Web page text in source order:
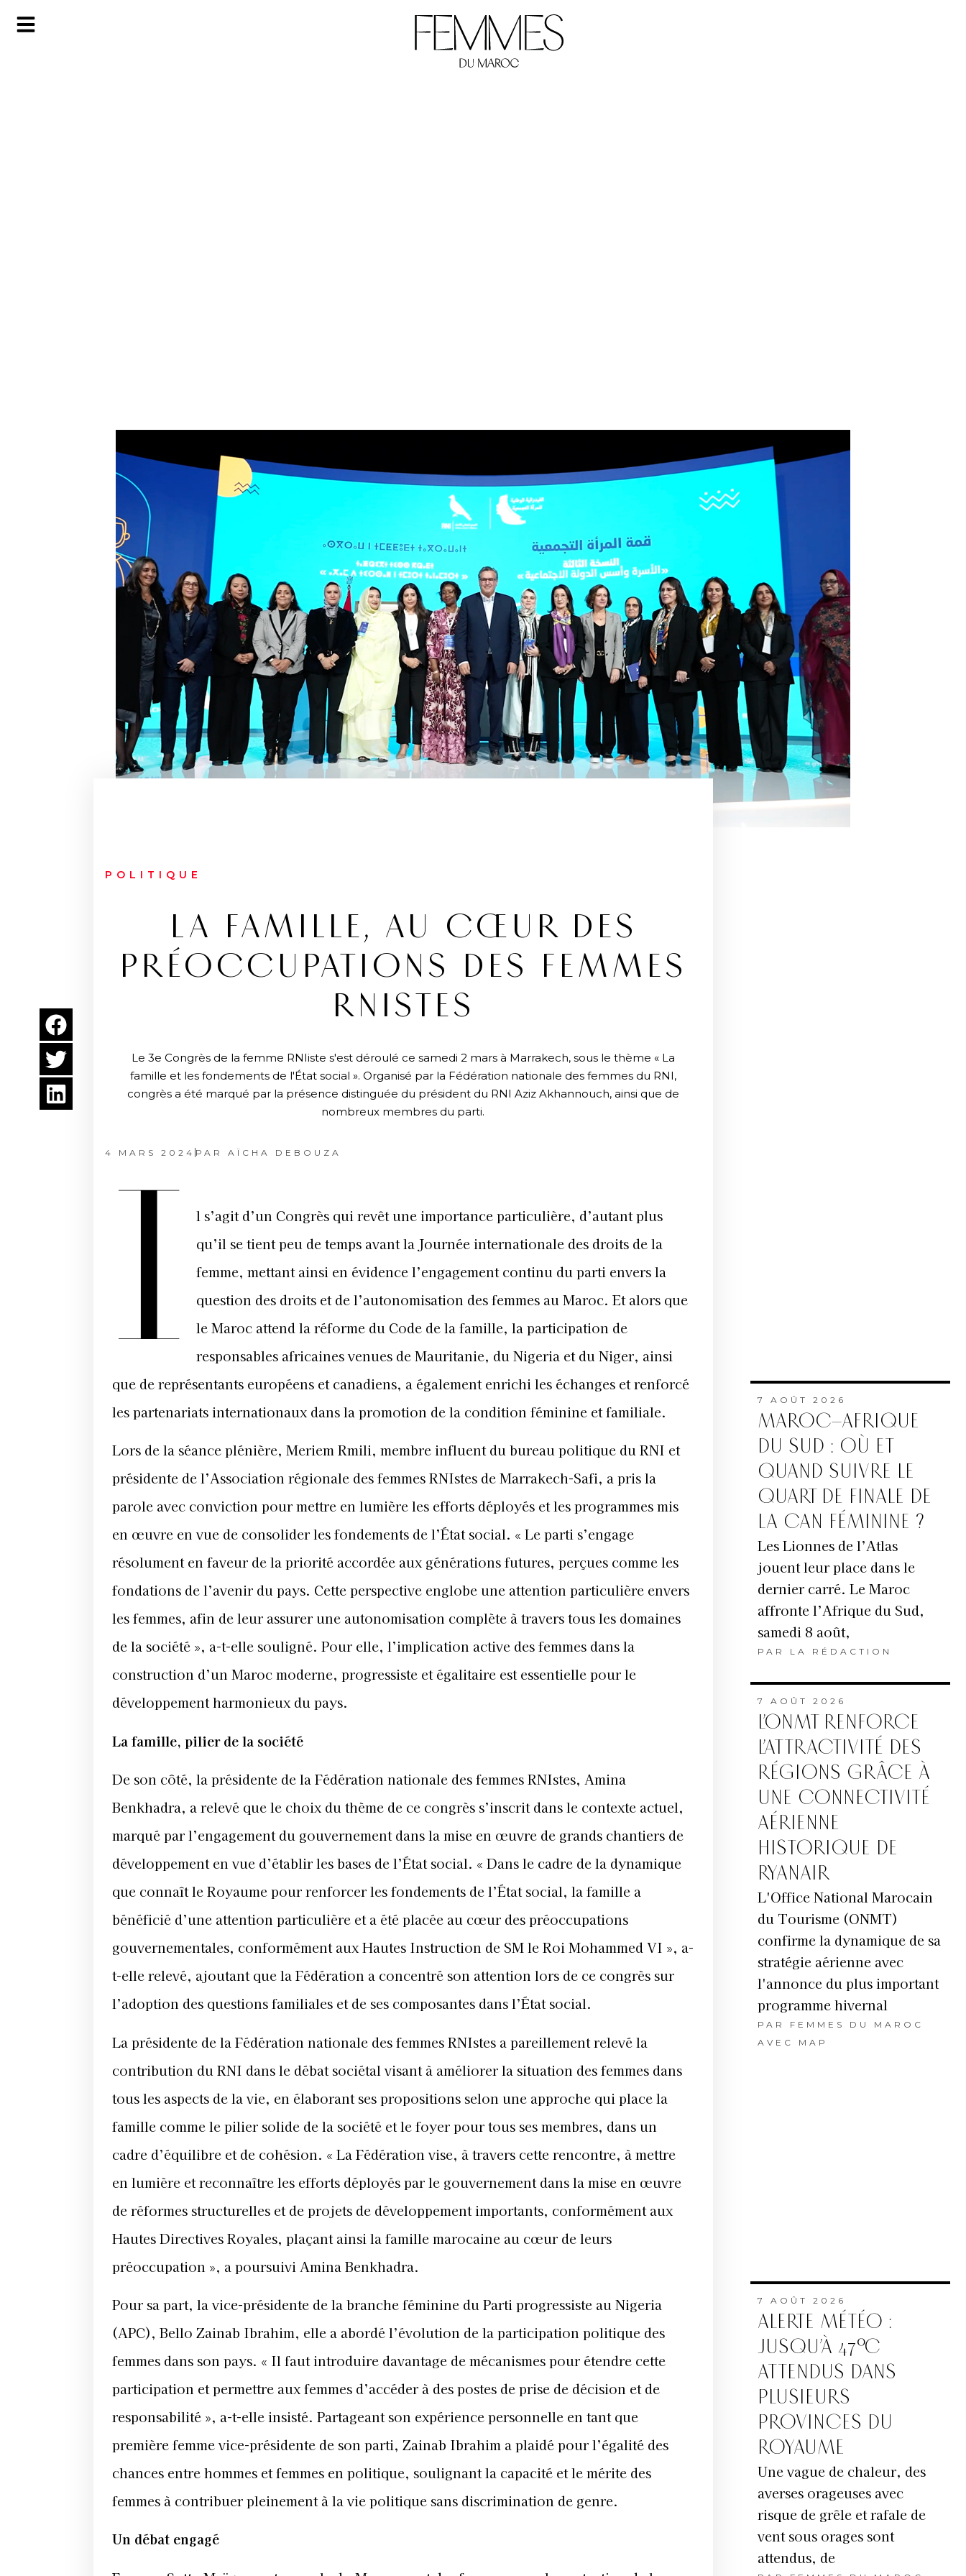
POLITIQUE
LA FAMILLE, AU CŒUR DES
PRÉOCCUPATIONS DES FEMMES
RNISTES
Le 3e Congrès de la femme RNIiste s'est déroulé ce samedi 2 mars à Marrakech, sous le thème « La
famille et les fondements de l'État social ». Organisé par la Fédération nationale des femmes du RNI,
congrès a été marqué par la présence distinguée du président du RNI Aziz Akhannouch, ainsi que de
nombreux membres du parti.
4 MARS 2024 PAR AÏCHA DEBOUZA
I
l s’agit d’un Congrès qui revêt une importance particulière, d’autant plus
qu’il se tient peu de temps avant la Journée internationale des droits de la
femme, mettant ainsi en évidence l’engagement continu du parti envers la
question des droits et de l’autonomisation des femmes au Maroc. Et alors que
le Maroc attend la réforme du Code de la famille, la participation de
responsables africaines venues de Mauritanie, du Nigeria et du Niger, ainsi
que de représentants européens et canadiens, a également enrichi les échanges et renforcé
les partenariats internationaux dans la promotion de la condition féminine et familiale.
Lors de la séance plénière, Meriem Rmili, membre influent du bureau politique du RNI et
présidente de l’Association régionale des femmes RNIstes de Marrakech-Safi, a pris la
parole avec conviction pour mettre en lumière les efforts déployés et les programmes mis
en œuvre en vue de consolider les fondements de l’État social. « Le parti s’engage
résolument en faveur de la priorité accordée aux générations futures, perçues comme les
fondations de l’avenir du pays. Cette perspective englobe une attention particulière envers
les femmes, afin de leur assurer une autonomisation complète à travers tous les domaines
de la société », a-t-elle souligné. Pour elle, l’implication active des femmes dans la
construction d’un Maroc moderne, progressiste et égalitaire est essentielle pour le
développement harmonieux du pays.
La famille, pilier de la société
De son côté, la présidente de la Fédération nationale des femmes RNIstes, Amina
Benkhadra, a relevé que le choix du thème de ce congrès s’inscrit dans le contexte actuel,
marqué par l’engagement du gouvernement dans la mise en œuvre de grands chantiers de
développement en vue d’établir les bases de l’État social. « Dans le cadre de la dynamique
que connaît le Royaume pour renforcer les fondements de l’État social, la famille a
bénéficié d’une attention particulière et a été placée au cœur des préoccupations
gouvernementales, conformément aux Hautes Instruction de SM le Roi Mohammed VI », a-
t-elle relevé, ajoutant que la Fédération a concentré son attention lors de ce congrès sur
l’adoption des questions familiales et de ses composantes dans l’État social.
La présidente de la Fédération nationale des femmes RNIstes a pareillement relevé la
contribution du RNI dans le débat sociétal visant à améliorer la situation des femmes dans
tous les aspects de la vie, en élaborant ses propositions selon une approche qui place la
famille comme le pilier solide de la société et le foyer pour tous ses membres, dans un
cadre d’équilibre et de cohésion. « La Fédération vise, à travers cette rencontre, à mettre
en lumière et reconnaître les efforts déployés par le gouvernement dans la mise en œuvre
de réformes structurelles et de projets de développement importants, conformément aux
Hautes Directives Royales, plaçant ainsi la famille marocaine au cœur de leurs
préoccupation », a poursuivi Amina Benkhadra.
Pour sa part, la vice-présidente de la branche féminine du Parti progressiste au Nigeria
(APC), Bello Zainab Ibrahim, elle a abordé l’évolution de la participation politique des
femmes dans son pays. « Il faut introduire davantage de mécanismes pour étendre cette
participation et permettre aux femmes d’accéder à des postes de prise de décision et de
responsabilité », a-t-elle insisté. Partageant son expérience personnelle en tant que
première femme vice-présidente de son parti, Zainab Ibrahim a plaidé pour l’égalité des
chances entre hommes et femmes en politique, soulignant la capacité et le mérite des
femmes à contribuer pleinement à la vie politique sans discrimination de genre.
Un débat engagé
7 AOÛT 2026
MAROC–AFRIQUE
DU SUD : OÙ ET
QUAND SUIVRE LE
QUART DE FINALE DE
LA CAN FÉMININE ?
Les Lionnes de l’Atlas
jouent leur place dans le
dernier carré. Le Maroc
affronte l’Afrique du Sud,
samedi 8 août,
PAR LA RÉDACTION
7 AOÛT 2026
L’ONMT RENFORCE
L’ATTRACTIVITÉ DES
RÉGIONS GRÂCE À
UNE CONNECTIVITÉ
AÉRIENNE
HISTORIQUE DE
RYANAIR
L'Office National Marocain
du Tourisme (ONMT)
confirme la dynamique de sa
stratégie aérienne avec
l'annonce du plus important
programme hivernal
PAR FEMMES DU MAROC
AVEC MAP
7 AOÛT 2026
ALERTE MÉTÉO :
JUSQU’À 47°C
ATTENDUS DANS
PLUSIEURS
PROVINCES DU
ROYAUME
Une vague de chaleur, des
averses orageuses avec
risque de grêle et rafale de
vent sous orages sont
attendus, de